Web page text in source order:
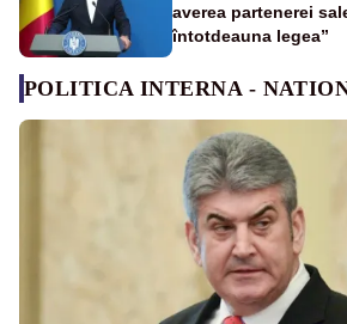
averea partenerei
întotdeauna legea”
POLITICA INTERNA -